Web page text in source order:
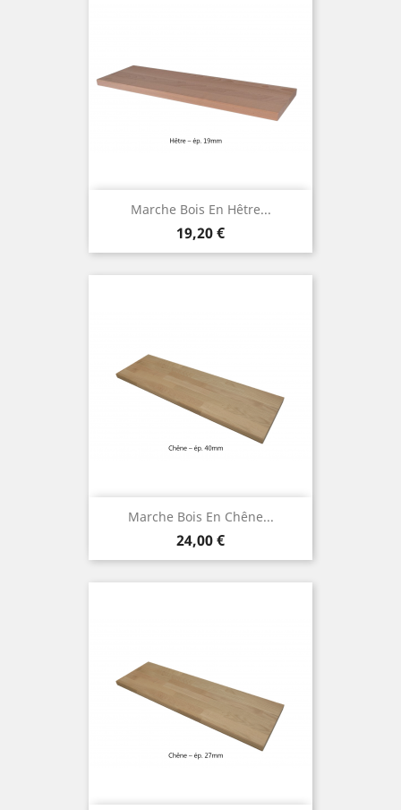
Marche Bois En Hêtre...
Prix
19,20 €
Marche Bois En Chêne...
Prix
24,00 €